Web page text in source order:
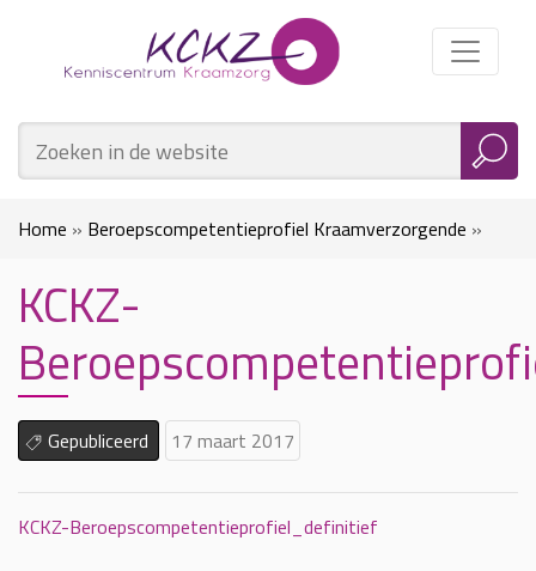
Home » Beroepscompetentieprofiel Kraamverzorgende »
KCKZ-Beroepscompetentieprofiel_definitief
KCKZ-
Gepubliceerd 17 maart 2017
KCKZ-Beroepscompetentieprofiel_definitief